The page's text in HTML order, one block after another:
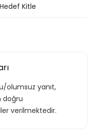
Hedef Kitle
olumsuz yanıt,
doğru
verilmektedir.